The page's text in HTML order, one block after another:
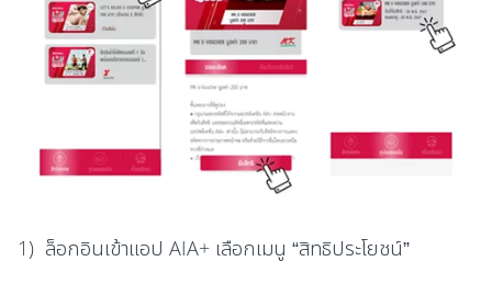
1) ล็อกอินเข้าแอป AIA+ เลือกเมนู “สิทธิประโยชน์”